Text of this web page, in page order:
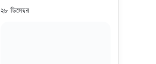
২৮ ডিসেম্বর